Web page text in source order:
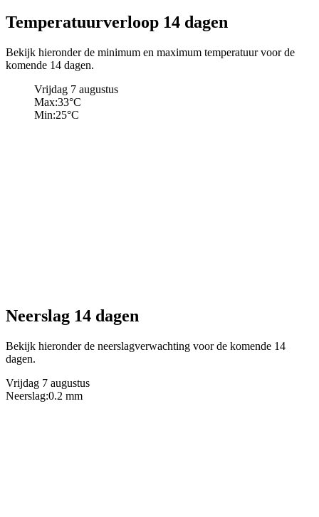
Temperatuurverloop 14 dagen
Bekijk hieronder de minimum en maximum temperatuur voor de
komende 14 dagen.
Vrijdag 7 augustus
Max:33°C
Min:25°C
Neerslag 14 dagen
Bekijk hieronder de neerslagverwachting voor de komende 14
dagen.
Vrijdag 7 augustus
Neerslag:0.2 mm